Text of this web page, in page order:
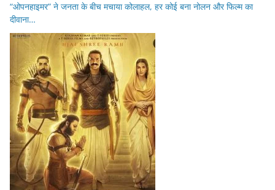
“ओपनहाइमर” ने जनता के बीच मचाया कोलाहल, हर कोई बना नोलन और फिल्म का
दीवाना…